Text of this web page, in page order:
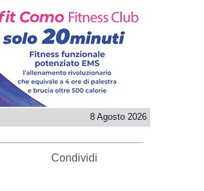
8 Agosto 2026
Condividi